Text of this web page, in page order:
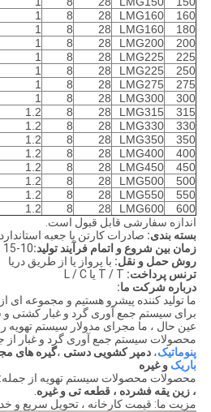
160
LMG160
28
8
1
180
LMG160
28
8
1
200
LMG200
28
8
1
225
LMG225
28
8
1
250
LMG225
28
8
1
275
LMG275
28
8
1
300
LMG300
28
8
1
315
LMG315
28
8
1.2
330
LMG330
28
8
1.2
350
LMG350
28
8
1.2
400
LMG400
28
8
1.2
450
LMG450
28
8
1.2
500
LMG500
28
8
1.2
550
LMG550
28
8
1.2
600
LMG600
28
8
1.2
اندازه سفارشی قابل قبول است.
بسته بندی: صادرات کارتن یا جعبه استاندارد
زمان بین شروع و اتمام فرآیند تولید:10-15 روز
روش حمل و نقل: با پرواز یا از طریق دریا
ترنس پرداخت: T / T یا L / C
درباره شرکت ما:
ما تولید کننده پیشرو هستیم و مجموعه ای
برای سیستم جمع آوری گرد و غبار کشتی و
عین حال ، ما مجرای مدولار سیستم تهویه
محصولات سیستم جمع آوری گرد و غبار از
پنوماتیک، دمپر کشویی دستی ،گیره های
باریک و غیره
محصولات محصولات سیستم تهویه از جمله:
، زین یقه فشرده ، قطعه تی و غیره.
مزیت ما: قیمت کارخانه ، تحویل سریع و